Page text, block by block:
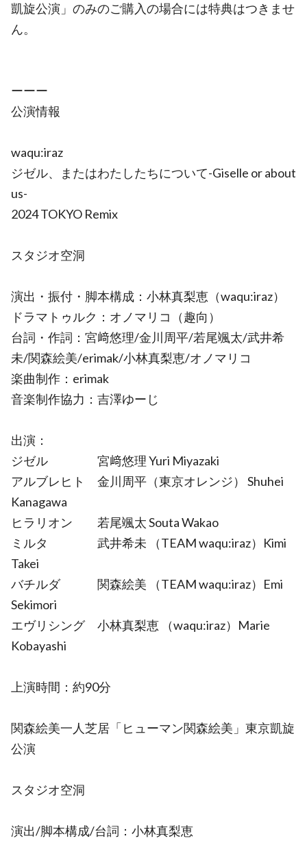
凱旋公演」のみのご購入の場合には特典はつきませ
ん。
ーーー
公演情報
waqu:iraz
ジゼル、またはわたしたちについて-Giselle or about
us-
2024 TOKYO Remix
スタジオ空洞
演出・振付・脚本構成：小林真梨恵（waqu:iraz）
ドラマトゥルク：オノマリコ（趣向）
台詞・作詞：宮﨑悠理/金川周平/若尾颯太/武井希
未/関森絵美/erimak/小林真梨恵/オノマリコ
楽曲制作：erimak
音楽制作協力：吉澤ゆーじ
出演：
ジゼル 宮﨑悠理 Yuri Miyazaki
アルブレヒト 金川周平（東京オレンジ） Shuhei
Kanagawa
ヒラリオン 若尾颯太 Souta Wakao
ミルタ 武井希未 （TEAM waqu:iraz）Kimi
Takei
バチルダ 関森絵美 （TEAM waqu:iraz）Emi
Sekimori
エヴリシング 小林真梨恵 （waqu:iraz）Marie
Kobayashi
上演時間：約90分
関森絵美一人芝居「ヒューマン関森絵美」東京凱旋
公演
スタジオ空洞
演出/脚本構成/台詞：小林真梨恵